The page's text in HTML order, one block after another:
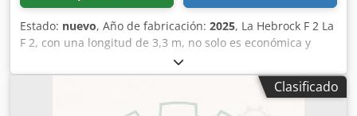
Estado: nuevo, Año de fabricación: 2025, La Hebrock F 2 La
F 2, con una longitud de 3,3 m, no solo es económica y
ocupa poco espacio. Además, cuenta con el equipamiento
que necesita para procesar los bordes de manera perfecta
desde el principio: las fresas de unión con insertos de
diamante garantizan piezas de trabajo preparadas de
Clasificado